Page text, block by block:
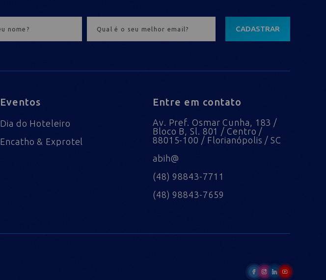
CADASTRAR
Eventos
Dia do Hoteleiro
Encatho & Exprotel
Entre em contato
Av. Pref. Osmar Cunha, 183 /
Bloco B, Sl. 801 / Centro /
88015-100 / Florianópolis / SC
abih@
(48) 98843-7711
(48) 98843-7659